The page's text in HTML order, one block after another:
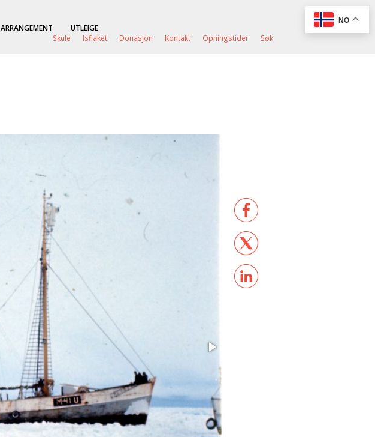
ARRANGEMENT
UTLEIGE
Skule
Isflaket Donasjon Kontakt Opningstider Søk
NO